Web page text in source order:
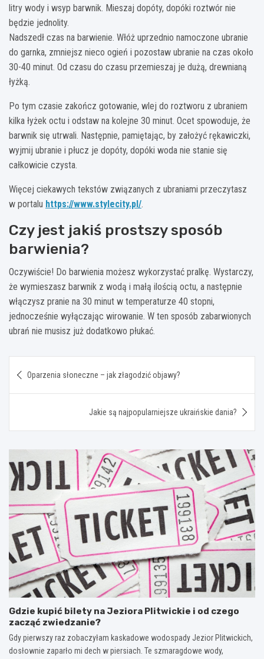
litry wody i wsyp barwnik. Mieszaj dopóty, dopóki roztwór nie
będzie jednolity.
Nadszedł czas na barwienie. Włóż uprzednio namoczone ubranie
do garnka, zmniejsz nieco ogień i pozostaw ubranie na czas około
30-40 minut. Od czasu do czasu przemieszaj je dużą, drewnianą
łyżką.
Po tym czasie zakończ gotowanie, wlej do roztworu z ubraniem
kilka łyżek octu i odstaw na kolejne 30 minut. Ocet spowoduje, że
barwnik się utrwali. Następnie, pamiętając, by założyć rękawiczki,
wyjmij ubranie i płucz je dopóty, dopóki woda nie stanie się
całkowicie czysta.
Więcej ciekawych tekstów związanych z ubraniami przeczytasz
w portalu https://www.stylecity.pl/.
Czy jest jakiś prostszy sposób
barwienia?
Oczywiście! Do barwienia możesz wykorzystać pralkę. Wystarczy,
że wymieszasz barwnik z wodą i małą ilością octu, a następnie
włączysz pranie na 30 minut w temperaturze 40 stopni,
jednocześnie wyłączając wirowanie. W ten sposób zabarwionych
ubrań nie musisz już dodatkowo płukać.
wpisu
Oparzenia słoneczne – jak złagodzić objawy?
Jakie są najpopularniejsze ukraińskie dania?
Gdzie kupić bilety na Jeziora Plitwickie i od czego
zacząć zwiedzanie?
Gdy pierwszy raz zobaczyłam kaskadowe wodospady Jezior Plitwickich,
dosłownie zaparło mi dech w piersiach. Te szmaragdowe wody,